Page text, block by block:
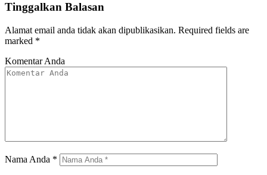
Tinggalkan Balasan
Alamat email anda tidak akan dipublikasikan. Required fields are
marked *
Komentar Anda
Nama Anda *